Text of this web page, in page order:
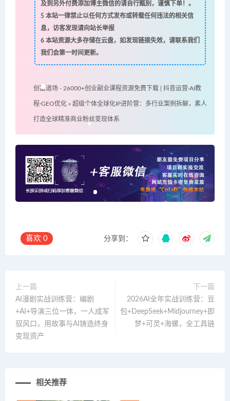
及到另外付费添加博主微信的请自行甄别，谨慎下单！。
5本站一律禁止以任何方式发布或转载任何违法的相关信
息，访客发现请向站长举报
6本站资源大多存储在云盘，如发现链接失效，请联系我们
我们会第一时间更新。
创富道场 - 26000+创业副业课程资源免费下载 | 抖音运营·AI教
程·GEO优化 » 超级个体全球化IP进阶营：多行业案例拆解，素人
打造全球精准商业粉丝变现体系
喜欢 0 分享到：
上一篇
AI漫剧实战训练营：编剧
+AI+导演三位一体，一人成军
驭风口，用故事与AI铸造终身
变现资产
下一篇
2026AI全年实战训练营：豆
包+DeepSeek+Midjourney+即
梦+可灵+海螺，全工具链
相关推荐